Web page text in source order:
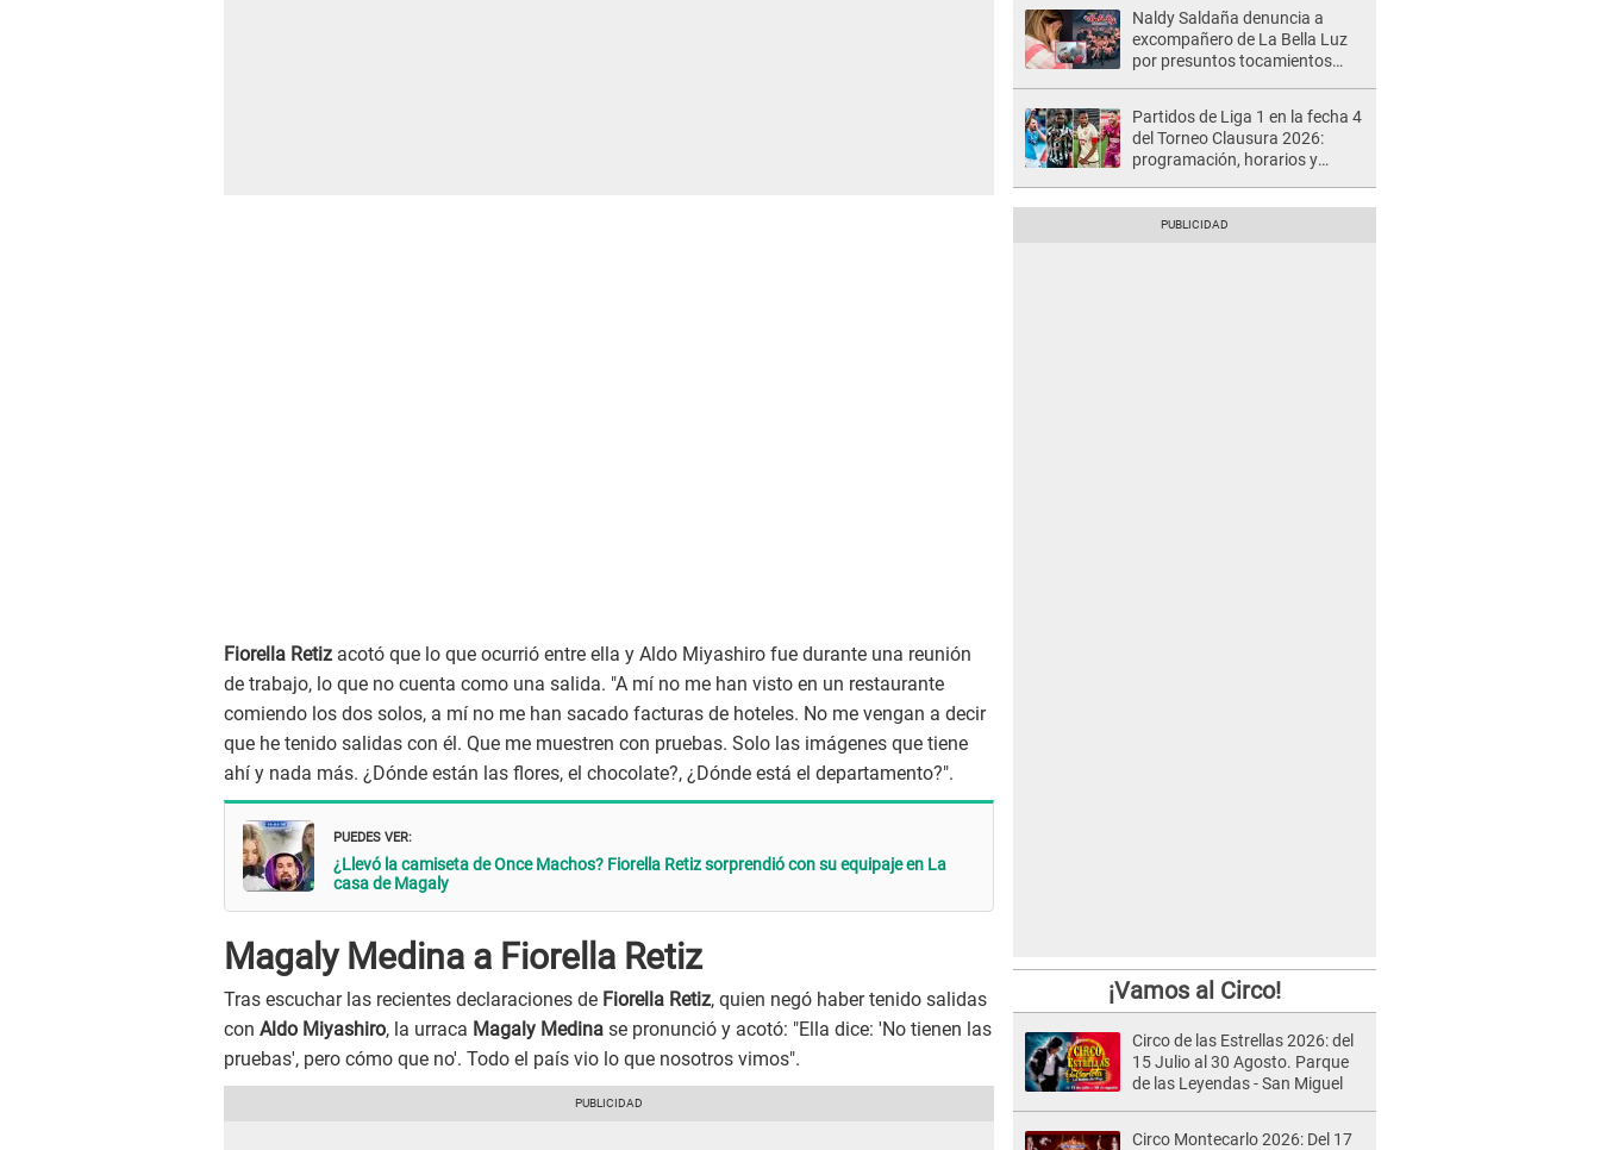
Fiorella Retiz acotó que lo que ocurrió entre ella y Aldo Miyashiro fue durante una reunión
de trabajo, lo que no cuenta como una salida. "A mí no me han visto en un restaurante
comiendo los dos solos, a mí no me han sacado facturas de hoteles. No me vengan a decir
que he tenido salidas con él. Que me muestren con pruebas. Solo las imágenes que tiene
ahí y nada más. ¿Dónde están las flores, el chocolate?, ¿Dónde está el departamento?".
PUEDES VER:
¿Llevó la camiseta de Once Machos? Fiorella Retiz sorprendió con su equipaje en La
casa de Magaly
Magaly Medina a Fiorella Retiz
Tras escuchar las recientes declaraciones de Fiorella Retiz, quien negó haber tenido salidas
con Aldo Miyashiro, la urraca Magaly Medina se pronunció y acotó: "Ella dice: 'No tienen las
pruebas', pero cómo que no'. Todo el país vio lo que nosotros vimos".
Naldy Saldaña denuncia a
excompañero de La Bella Luz
por presuntos tocamientos
Partidos de Liga 1 en la fecha 4
del Torneo Clausura 2026:
programación, horarios y
¡Vamos al Circo!
Circo de las Estrellas 2026: del
15 Julio al 30 Agosto. Parque
de las Leyendas - San Miguel
Circo Montecarlo 2026: Del 17